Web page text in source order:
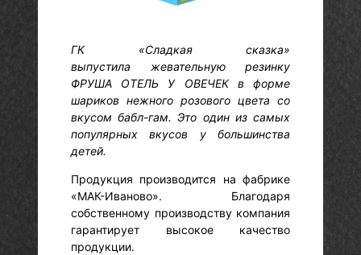
ГК «Сладкая сказка»
выпустила жевательную резинку
ФРУША ОТЕЛЬ У ОВЕЧЕК в форме
шариков нежного розового цвета со
вкусом бабл-гам. Это один из самых
популярных вкусов у большинства
детей.
Продукция производится на фабрике
«МАК-Иваново». Благодаря
собственному производству компания
гарантирует высокое качество
продукции.